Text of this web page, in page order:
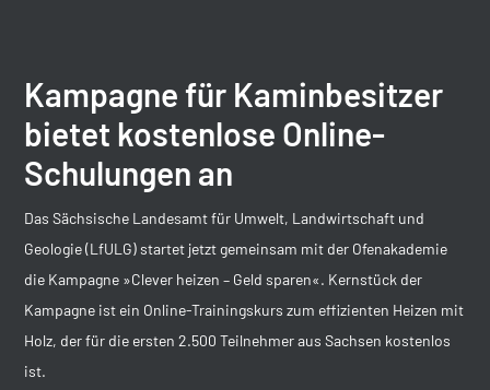
Kampagne für Kaminbesitzer
bietet kostenlose Online-
Schulungen an
Das Sächsische Landesamt für Umwelt, Landwirtschaft und
Geologie (LfULG) startet jetzt gemeinsam mit der Ofenakademie
die Kampagne »Clever heizen – Geld sparen«. Kernstück der
Kampagne ist ein Online-Trainingskurs zum effizienten Heizen mit
Holz, der für die ersten 2.500 Teilnehmer aus Sachsen kostenlos
ist.